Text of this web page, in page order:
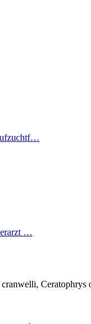
…
Ceratophrys